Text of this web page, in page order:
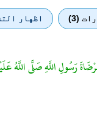
(3) اظهار
رَسُولِ اللَّهِ صَلَّى اللَّهُ